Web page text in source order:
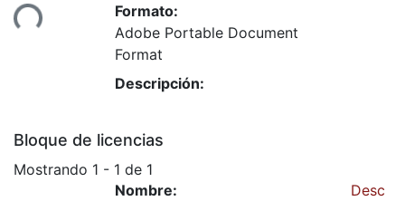
Formato:
Adobe Portable Document
Format
Descripción:
Bloque de licencias
Mostrando 1 - 1 de 1
Nombre:
Desc